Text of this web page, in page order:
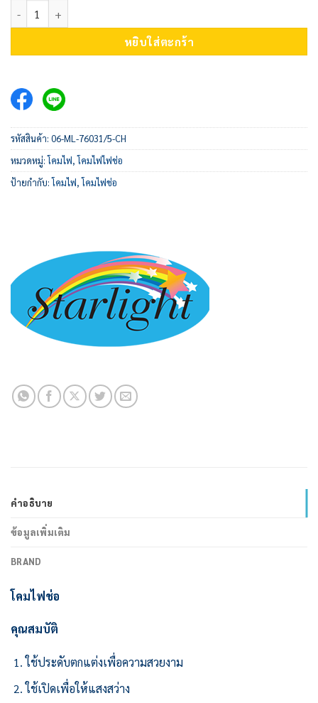
หยิบใส่ตะกร้า
รหัสสินค้า: 06-ML-76031/5-CH
หมวดหมู่:โคมไฟ,โคมไฟไฟช่อ
ป้ายกำกับ:โคมไฟ,โคมไฟช่อ
คำอธิบาย
ข้อมูลเพิ่มเติม
BRAND
โคมไฟช่อ
คุณสมบัติ
ใช้ประดับตกแต่งเพื่อความสวยงาม
ใช้เปิดเพื่อให้แสงสว่าง